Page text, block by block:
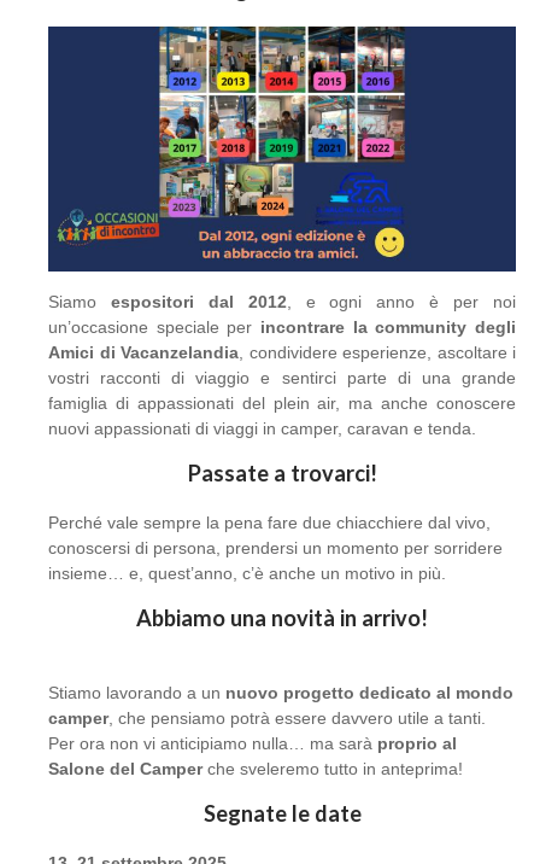
Siamo espositori dal 2012 , e ogni anno è per noi
un’occasione speciale per incontrare la community degli
Amici di Vacanzelandia , condividere esperienze, ascoltare i
vostri racconti di viaggio e sentirci parte di una grande
famiglia di appassionati del plein air, ma anche conoscere
nuovi appassionati di viaggi in camper, caravan e tenda.
Passate a trovarci!
Perché vale sempre la pena fare due chiacchiere dal vivo,
conoscersi di persona, prendersi un momento per sorridere
insieme… e, quest’anno, c’è anche un motivo in più.
Abbiamo una novità in arrivo!
Stiamo lavorando a un nuovo progetto dedicato al mondo
camper, che pensiamo potrà essere davvero utile a tanti.
Per ora non vi anticipiamo nulla… ma sarà proprio al
Salone del Camperche sveleremo tutto in anteprima!
Segnate le date